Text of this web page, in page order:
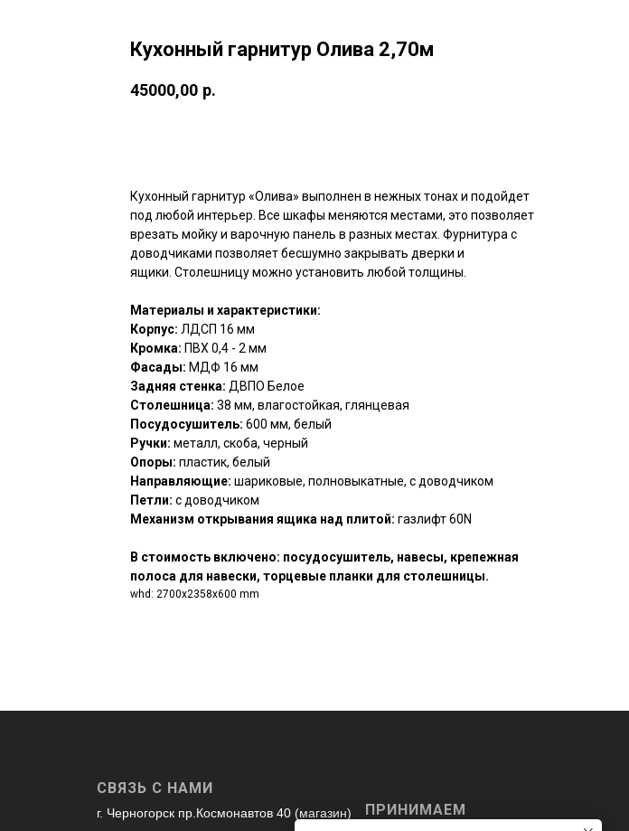
Кухонный гарнитур Олива 2,70м
45000,00 р.
Кухонный гарнитур «Олива» выполнен в нежных тонах и подойдет
под любой интерьер. Все шкафы меняются местами, это позволяет
врезать мойку и варочную панель в разных местах. Фурнитура с
доводчиками позволяет бесшумно закрывать дверки и
ящики. Столешницу можно установить любой толщины.
Материалы и характеристики:
Корпус: ЛДСП 16 мм
Кромка: ПВХ 0,4 - 2 мм
Фасады: МДФ 16 мм
Задняя стенка: ДВПО Белое
Столешница: 38 мм, влагостойкая, глянцевая
Посудосушитель: 600 мм, белый
Ручки: металл, скоба, черный
Опоры: пластик, белый
Направляющие: шариковые, полновыкатные, с доводчиком
Петли: с доводчиком
Механизм открывания ящика над плитой: газлифт 60N
В стоимость включено: посудосушитель, навесы, крепежная
полоса для навески, торцевые планки для столешницы.
whd: 2700x2358x600 mm
СВЯЗЬ С НАМИ
г. Черногорск пр.Космонавтов 40 (магазин)
ПРИНИМАЕМ